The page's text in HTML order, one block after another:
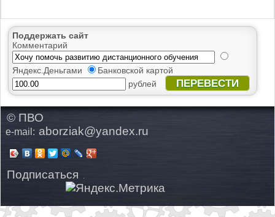
Поддержать сайт
Комментарий
Яндекс.Деньгами
Банковской картой
рублей
ПЕРЕВЕСТИ
© ПВО
e-mail: aborziak@yandex.ru
Подписаться